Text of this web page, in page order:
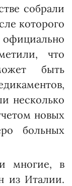
собрали
которого
официально
что
быть
несколько
новых
больных
многие, в
из Италии.